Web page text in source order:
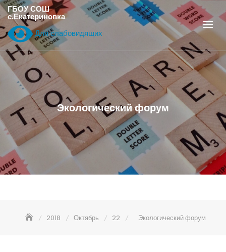
Перейти
к
содержанию
ГБОУ СОШ
с.Екатериновка
Для слабовидящих
Экологический форум
2018 Октябрь 22 Экологический форум